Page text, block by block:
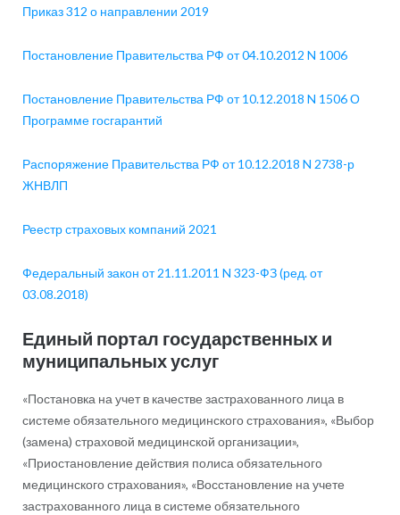
Приказ 312 о направлении 2019
Постановление Правительства РФ от 04.10.2012 N 1006
Постановление Правительства РФ от 10.12.2018 N 1506 О
Программе госгарантий
Распоряжение Правительства РФ от 10.12.2018 N 2738-р
ЖНВЛП
Реестр страховых компаний 2021
Федеральный закон от 21.11.2011 N 323-ФЗ (ред. от
03.08.2018)
Единый портал государственных и
муниципальных услуг
«Постановка на учет в качестве застрахованного лица в
системе обязательного медицинского страхования», «Выбор
(замена) страховой медицинской организации»,
«Приостановление действия полиса обязательного
медицинского страхования», «Восстановление на учете
застрахованного лица в системе обязательного